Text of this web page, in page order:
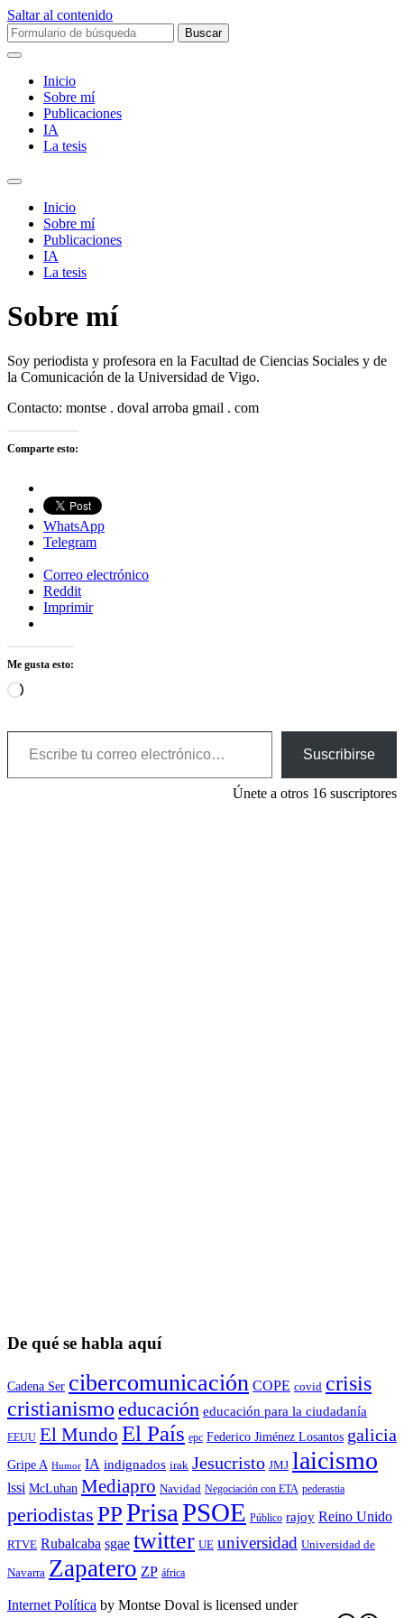
Saltar al contenido
Buscar:
Inicio
Sobre mí­
Publicaciones
IA
La tesis
Alternar
campo
búsqueda
Inicio
Sobre mí­
Publicaciones
IA
La tesis
Sobre mí­
Soy periodista y profesora en la Facultad de Ciencias Sociales y de
la Comunicación de la Universidad de Vigo.
Contacto: montse . doval arroba gmail . com
Comparte esto:
WhatsApp
Telegram
Correo electrónico
Reddit
Imprimir
Me gusta esto:
Cargando...
Escribe tu correo electrónico…
Suscribirse
Únete a otros 16 suscriptores
De qué se habla aquí
Cadena Ser cibercomunicación COPE covid crisis
cristianismo educación educación para la ciudadaní­a
EEUU El Mundo El País epc Federico Jiménez Losantos galicia
Gripe A Humor IA indignados irak Jesucristo JMJ laicismo
lssi McLuhan Mediapro Navidad Negociación con ETA pederastia
periodistas PPPrisaPSOE Público rajoy Reino Unido
RTVE Rubalcaba sgae twitter UE universidad Universidad de
Navarra Zapatero ZP áfrica
Internet Política by Montse Doval is licensed under